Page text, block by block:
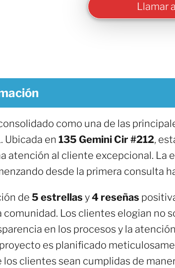
Llamar
como una de las
Ubicada en 135 Gemini Cir #212,
atención al cliente excepcional. La
desde la primera consulta
de 5 estrellas y4 reseñas
comunidad. Los clientes elogian no
en los procesos y la
es planificado
clientes sean cumplidas de